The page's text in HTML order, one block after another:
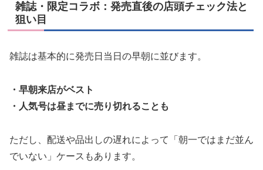
雑誌・限定コラボ：発売直後の店頭チェック法と
狙い目
雑誌は基本的に発売日当日の早朝に並びます。
・早朝来店がベスト
・人気号は昼までに売り切れることも
ただし、配送や品出しの遅れによって「朝一ではまだ並ん
でいない」ケースもあります。